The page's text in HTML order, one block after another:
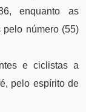
enquanto as
pelo número (55)
e ciclistas a
pelo espírito de